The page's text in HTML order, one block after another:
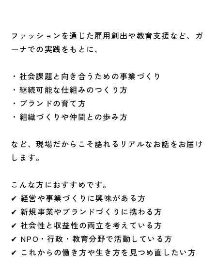
ファッションを通じた雇用創出や教育支援など、ガ
ーナでの実践をもとに、
・社会課題と向き合うための事業づくり
・継続可能な仕組みのつくり方
・ブランドの育て方
・組織づくりや仲間との歩み方
など、現場だからこそ語れるリアルなお話をお届け
します。
こんな方におすすめです。
✔︎ 経営や事業づくりに興味がある方
✔︎ 新規事業やブランドづくりに携わる方
✔︎ 社会性と収益性の両立を考えている方
✔︎ NPO・行政・教育分野で活動している方
✔︎ これからの働き方や生き方を見つめ直したい方